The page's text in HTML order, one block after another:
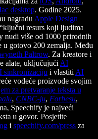
desktop. Godine 2025.
nagradu Apple Design
resurs koji ljudima
nudi više od 1000 prirodnih
u gotovo 200 zemalja. Među
Paltrow. Za kreatore i
alate, uključujući AI
sinkronizaciju i vlastiti AI
vodeće proizvode svojim
za pretvaranje teksta u
, CNBC-ju, Forbesu,
Speechify je najveći
u govor. Posjetite
i speechify.com/press za